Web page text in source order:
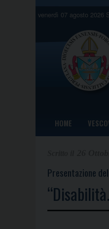
venerdì 07 agosto 2026
HOME
Presentazione